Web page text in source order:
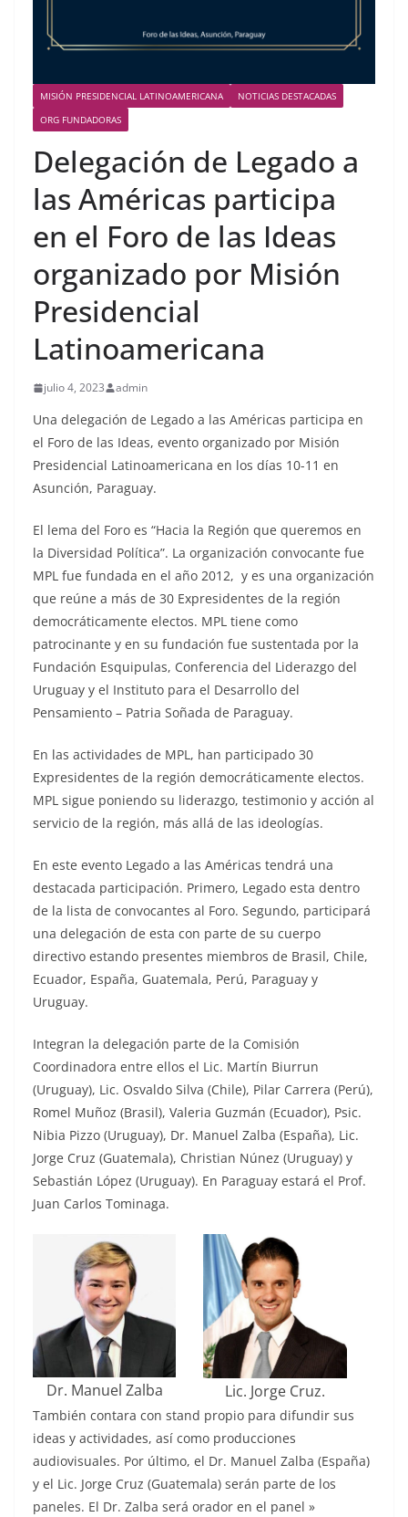
MISIÓN PRESIDENCIAL LATINOAMERICANA
NOTICIAS DESTACADAS
ORG FUNDADORAS
Delegación de Legado a
las Américas participa
en el Foro de las Ideas
organizado por Misión
Presidencial
Latinoamericana
julio 4, 2023 admin
Una delegación de Legado a las Américas participa en
el Foro de las Ideas, evento organizado por Misión
Presidencial Latinoamericana en los días 10-11 en
Asunción, Paraguay.
El lema del Foro es “Hacia la Región que queremos en
la Diversidad Política”. La organización convocante fue
MPL fue fundada en el año 2012, y es una organización
que reúne a más de 30 Expresidentes de la región
democráticamente electos. MPL tiene como
patrocinante y en su fundación fue sustentada por la
Fundación Esquipulas, Conferencia del Liderazgo del
Uruguay y el Instituto para el Desarrollo del
Pensamiento – Patria Soñada de Paraguay.
En las actividades de MPL, han participado 30
Expresidentes de la región democráticamente electos.
MPL sigue poniendo su liderazgo, testimonio y acción al
servicio de la región, más allá de las ideologías.
En este evento Legado a las Américas tendrá una
destacada participación. Primero, Legado esta dentro
de la lista de convocantes al Foro. Segundo, participará
una delegación de esta con parte de su cuerpo
directivo estando presentes miembros de Brasil, Chile,
Ecuador, España, Guatemala, Perú, Paraguay y
Uruguay.
Integran la delegación parte de la Comisión
Coordinadora entre ellos el Lic. Martín Biurrun
(Uruguay), Lic. Osvaldo Silva (Chile), Pilar Carrera (Perú),
Romel Muñoz (Brasil), Valeria Guzmán (Ecuador), Psic.
Nibia Pizzo (Uruguay), Dr. Manuel Zalba (España), Lic.
Jorge Cruz (Guatemala), Christian Núnez (Uruguay) y
Sebastián López (Uruguay). En Paraguay estará el Prof.
Juan Carlos Tominaga.
Dr. Manuel Zalba Lic. Jorge Cruz.
También contara con stand propio para difundir sus
ideas y actividades, así como producciones
audiovisuales. Por último, el Dr. Manuel Zalba (España)
y el Lic. Jorge Cruz (Guatemala) serán parte de los
paneles. El Dr. Zalba será orador en el panel »